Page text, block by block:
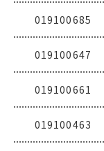
019100685
019100647
019100661
019100463